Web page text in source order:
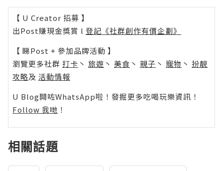
【 U Creator 招募 】
出Post賺現金獎賞 l 登記《社群創作有價企劃》
【 睇Post + 參加品牌活動 】
瀏覽更多社群 打卡 丶 旅遊 丶 美食 丶 親子 丶 寵物 丶 扮靚
攻略及 活動情報
U Blog開咗WhatsApp啦！發掘更多吃喝玩樂資訊！
Follow 我哋 ！
相關話題